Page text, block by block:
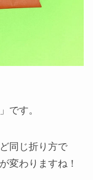
です。
同じ折り方で
変わりますね！